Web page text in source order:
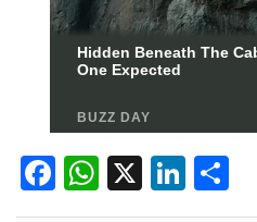
F
a
W
h
X Li
n h